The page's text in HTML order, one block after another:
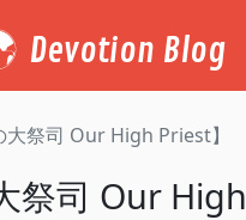
Devotion Blog
大祭司 Our High Priest】
祭司 Our High